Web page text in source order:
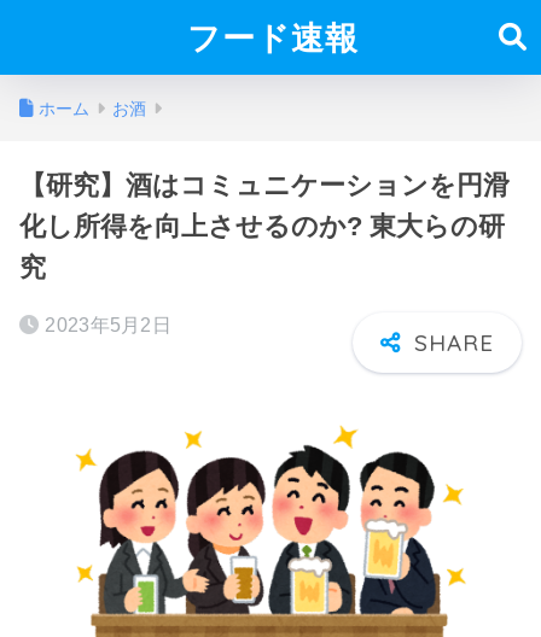
フード速報
ホーム お酒
【研究】酒はコミュニケーションを円滑
化し所得を向上させるのか? 東大らの研
究
2023年5月2日